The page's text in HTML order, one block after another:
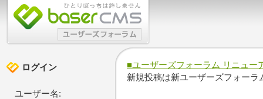
■ユーザーズフォーラム リニュー
新規投稿は新ユーザーズフォーラ
ログイン
ユーザー名: